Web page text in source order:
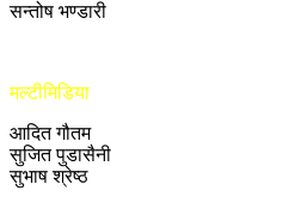
सन्तोष भण्डारी
मल्टीमिडिया
आदित गौतम
सुजित पुडासैनी
सुभाष श्रेष्ठ